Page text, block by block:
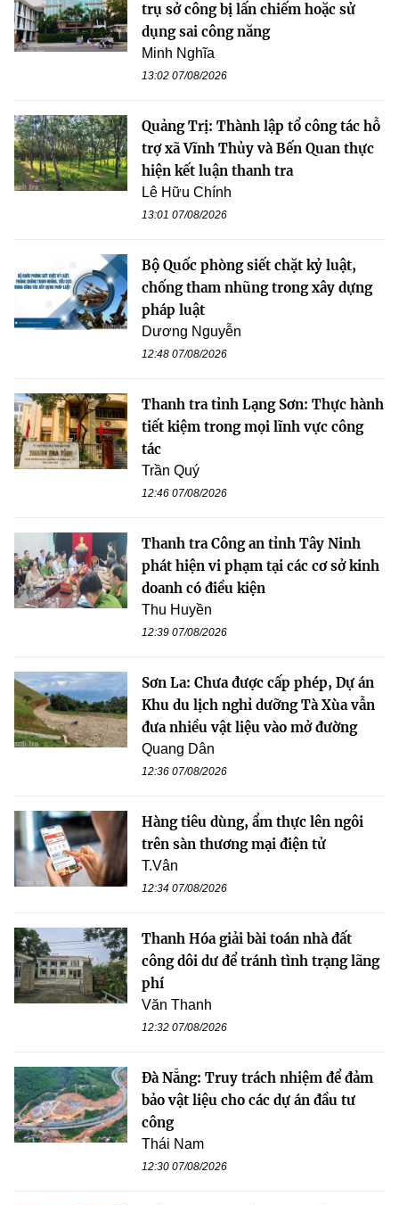
trụ sở công bị lấn chiếm hoặc sử
dụng sai công năng
Minh Nghĩa
13:02 07/08/2026
Quảng Trị: Thành lập tổ công tác hỗ
trợ xã Vĩnh Thủy và Bến Quan thực
hiện kết luận thanh tra
Lê Hữu Chính
13:01 07/08/2026
Bộ Quốc phòng siết chặt kỷ luật,
chống tham nhũng trong xây dựng
pháp luật
Dương Nguyễn
12:48 07/08/2026
Thanh tra tỉnh Lạng Sơn: Thực hành
tiết kiệm trong mọi lĩnh vực công
tác
Trần Quý
12:46 07/08/2026
Thanh tra Công an tỉnh Tây Ninh
phát hiện vi phạm tại các cơ sở kinh
doanh có điều kiện
Thu Huyền
12:39 07/08/2026
Sơn La: Chưa được cấp phép, Dự án
Khu du lịch nghỉ dưỡng Tà Xùa vẫn
đưa nhiều vật liệu vào mở đường
Quang Dân
12:36 07/08/2026
Hàng tiêu dùng, ẩm thực lên ngôi
trên sàn thương mại điện tử
T.Vân
12:34 07/08/2026
Thanh Hóa giải bài toán nhà đất
công dôi dư để tránh tình trạng lãng
phí
Văn Thanh
12:32 07/08/2026
Đà Nẵng: Truy trách nhiệm để đảm
bảo vật liệu cho các dự án đầu tư
công
Thái Nam
12:30 07/08/2026